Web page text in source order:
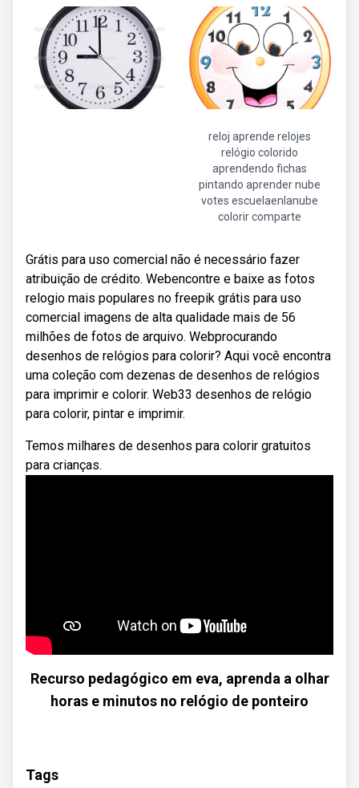
reloj aprende relojes
relógio colorido
aprendendo fichas
pintando aprender nube
votes escuelaenlanube
colorir comparte
Grátis para uso comercial não é necessário fazer
atribuição de crédito. Webencontre e baixe as fotos
relogio mais populares no freepik grátis para uso
comercial imagens de alta qualidade mais de 56
milhões de fotos de arquivo. Webprocurando
desenhos de relógios para colorir? Aqui você encontra
uma coleção com dezenas de desenhos de relógios
para imprimir e colorir. Web33 desenhos de relógio
para colorir, pintar e imprimir.
Temos milhares de desenhos para colorir gratuitos
para crianças.
Recurso pedagógico em eva, aprenda a olhar
horas e minutos no relógio de ponteiro
Tags